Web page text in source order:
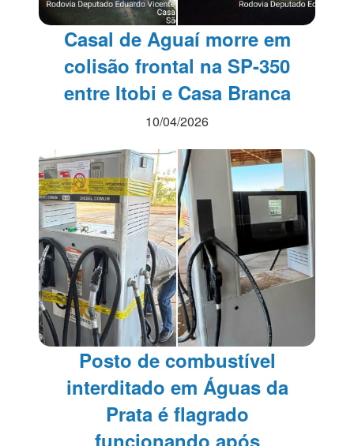
Casal de Aguaí morre em
colisão frontal na SP-350
entre Itobi e Casa Branca
10/04/2026
Posto de combustível
interditado em Águas da
Prata é flagrado
funcionando após